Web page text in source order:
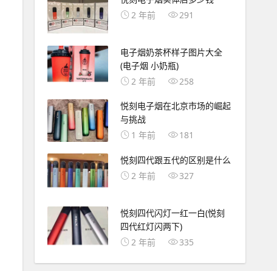
2 年前
291
电子烟奶茶杯样子图片大全
(电子烟 小奶瓶)
2 年前
258
悦刻电子烟在北京市场的崛起
与挑战
1 年前
181
悦刻四代跟五代的区别是什么
2 年前
327
悦刻四代闪灯一红一白(悦刻
四代红灯闪两下)
2 年前
335